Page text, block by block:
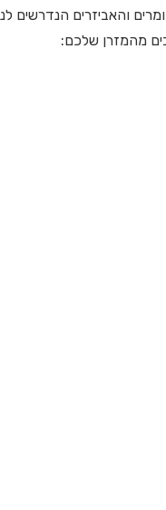
והאביזרים הנדרשים
מהמזרן שלכם: